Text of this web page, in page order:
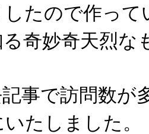
たので作っ
奇妙奇天烈
事で訪問数が
たしました。